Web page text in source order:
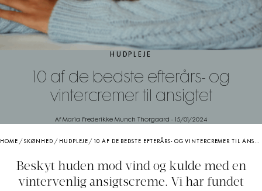
HUDPLEJE
10 af de bedste efterårs- og
vintercremer til ansigtet
Af Maria Frederikke Munch Thorgaard - 15/01/2024
HOME /SKØNHED / HUDPLEJE / 10 AF DE BEDSTE EFTERÅRS- OG VINTERCREMER TIL ANSIGTET
Beskyt huden mod vind og kulde med en
vintervenlig ansigtscreme. Vi har fundet